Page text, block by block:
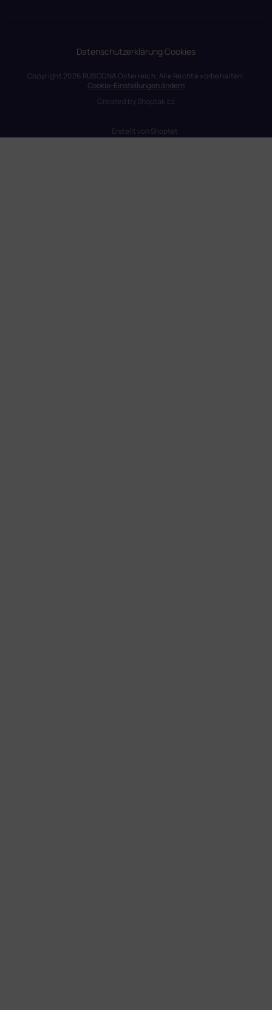
DatenschutzerklärungCookies
Erstellt von Shoptet
Copyright 2026 RUSCONA Österreich. Alle Rechte vorbehalten.
Cookie-Einstellungen ändern
Created byShoptak.cz